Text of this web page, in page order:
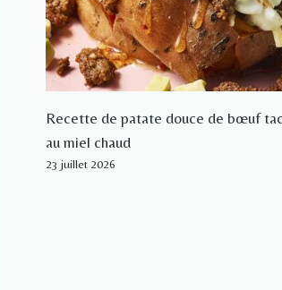
Recette de patate douce de bœuf
au miel chaud
23 juillet 2026